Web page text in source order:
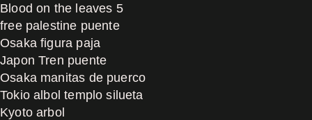
Blood on the leaves 5
free palestine puente
Osaka figura paja
Japon Tren puente
Osaka manitas de puerco
Tokio albol templo silueta
Kyoto arbol